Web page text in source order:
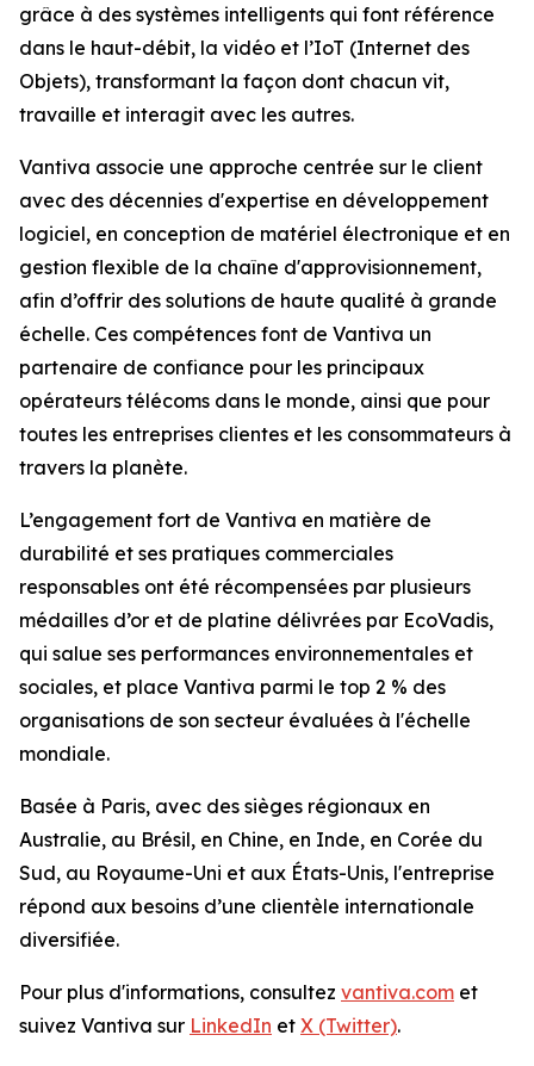
grâce à des systèmes intelligents qui font référence
dans le haut-débit, la vidéo et l’IoT (Internet des
Objets), transformant la façon dont chacun vit,
travaille et interagit avec les autres.
Vantiva associe une approche centrée sur le client
avec des décennies d'expertise en développement
logiciel, en conception de matériel électronique et en
gestion flexible de la chaîne d'approvisionnement,
afin d’offrir des solutions de haute qualité à grande
échelle. Ces compétences font de Vantiva un
partenaire de confiance pour les principaux
opérateurs télécoms dans le monde, ainsi que pour
toutes les entreprises clientes et les consommateurs à
travers la planète.
L’engagement fort de Vantiva en matière de
durabilité et ses pratiques commerciales
responsables ont été récompensées par plusieurs
médailles d’or et de platine délivrées par EcoVadis,
qui salue ses performances environnementales et
sociales, et place Vantiva parmi le top 2 % des
organisations de son secteur évaluées à l'échelle
mondiale.
Basée à Paris, avec des sièges régionaux en
Australie, au Brésil, en Chine, en Inde, en Corée du
Sud, au Royaume-Uni et aux États-Unis, l'entreprise
répond aux besoins d’une clientèle internationale
diversifiée.
Pour plus d'informations, consultez vantiva.com et
suivez Vantiva sur LinkedIn et X (Twitter).